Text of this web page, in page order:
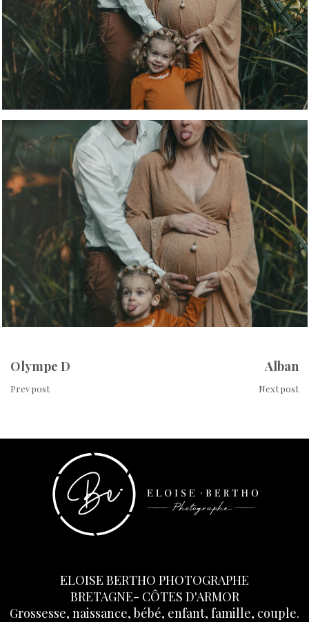
Olympe D
Prev post
Alban
Next post
ELOISE BERTHO PHOTOGRAPHE
BRETAGNE- CÔTES D'ARMOR
Grossesse, naissance, bébé, enfant, famille, couple.